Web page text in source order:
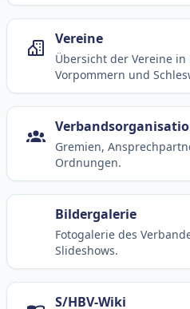
Vereine
Übersicht der Vereine
Vorpommern und
Gremien,
Ordnungen.
Bildergalerie
Fotogalerie des
Slideshows.
S/HBV-Wiki